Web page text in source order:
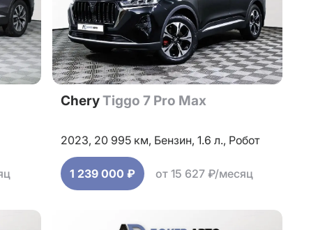
CheryTiggo 7 Pro Max
2023, 20 995 км, Бензин, 1.6 л., Робот
1 239 000 ₽ от 15 627 ₽/месяц